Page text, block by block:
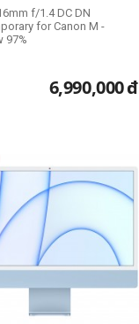
f/1.4 DC DN
for Canon M -
97%
6,990,000đ